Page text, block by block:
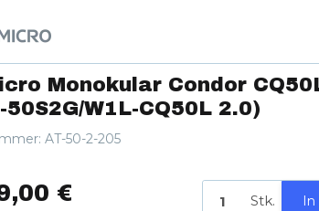
Monokular Condor
50S2G/W1L-CQ50L 2.0)
AT-50-2-205
€ Stk. In